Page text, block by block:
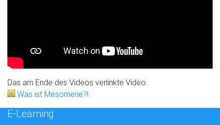
Das am Ende des Videos verlinkte Video:
Was ist Mesomerie?!
E-Learning